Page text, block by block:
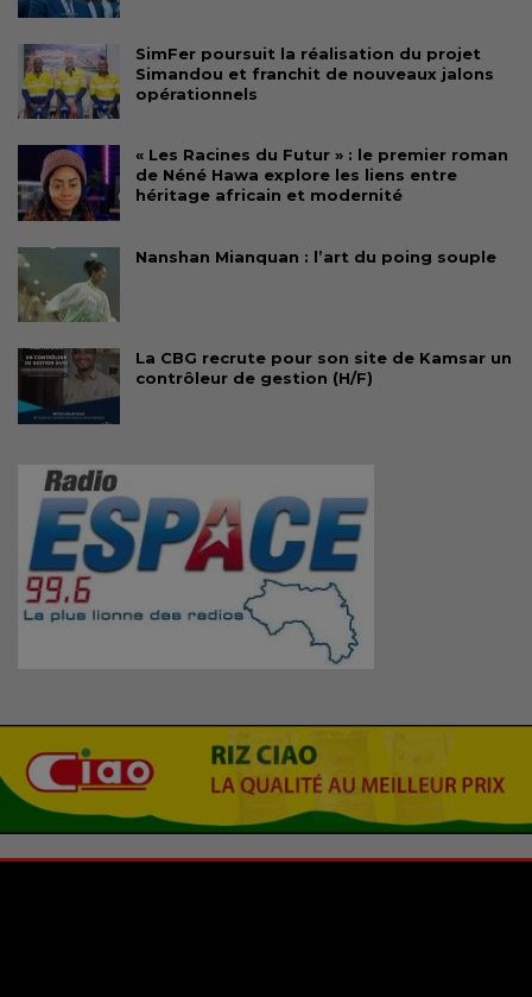
SimFer poursuit la réalisation du projet
Simandou et franchit de nouveaux jalons
opérationnels
« Les Racines du Futur » : le premier roman
de Néné Hawa explore les liens entre
héritage africain et modernité
Nanshan Mianquan : l’art du poing souple
La CBG recrute pour son site de Kamsar un
contrôleur de gestion (H/F)